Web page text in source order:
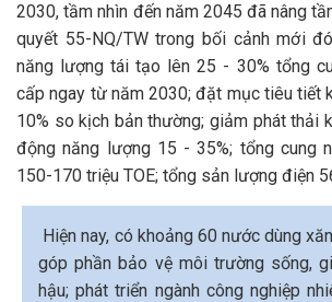
2030, tầm nhìn đến năm 2045 đã nâng
quyết 55-NQ/TW trong bối cảnh mới
năng lượng tái tạo lên 25 - 30% tổng
cấp ngay từ năm 2030; đặt mục tiêu tiết
10% so kịch bản thường; giảm phát thải
động năng lượng 15 - 35%; tổng cung
150-170 triệu TOE; tổng sản lượng điện
Hiện nay, có khoảng 60 nước dùng
góp phần bảo vệ môi trường sống,
hậu; phát triển ngành công nghiệp